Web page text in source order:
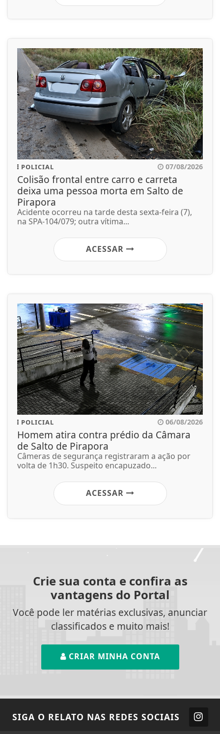
POLICIAL 07/08/2026
Colisão frontal entre carro e carreta
deixa uma pessoa morta em Salto de
Pirapora
Acidente ocorreu na tarde desta sexta-feira (7),
na SPA-104/079; outra vítima...
ACESSAR
POLICIAL 06/08/2026
Homem atira contra prédio da Câmara
de Salto de Pirapora
Câmeras de segurança registraram a ação por
volta de 1h30. Suspeito encapuzado...
ACESSAR
Crie sua conta e confira as
vantagens do Portal
Você pode ler matérias exclusivas, anunciar
classificados e muito mais!
CRIAR MINHA CONTA
SIGA O RELATO NAS REDES SOCIAIS